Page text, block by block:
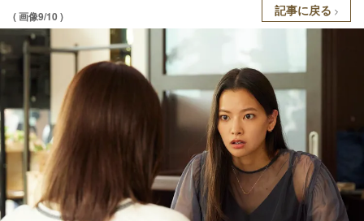
( 画像9/10 ) 記事に戻る